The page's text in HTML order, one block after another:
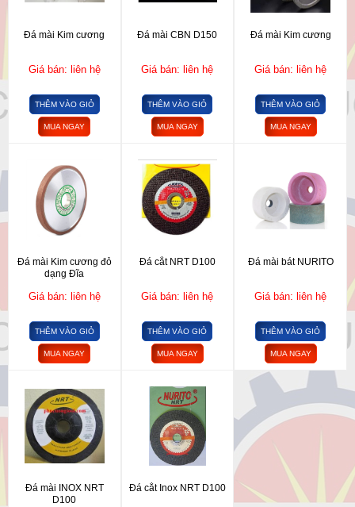
Đá mài Kim cương
Giá bán: liên hệ
THÊM VÀO GIỎ
MUA NGAY
Đá mài CBN D150
Giá bán: liên hệ
THÊM VÀO GIỎ
MUA NGAY
Đá mài Kim cương
Giá bán: liên hệ
THÊM VÀO GIỎ
MUA NGAY
Đá mài Kim cương đỏ
dạng Đĩa
Giá bán: liên hệ
THÊM VÀO GIỎ
MUA NGAY
Đá cắt NRT D100
Giá bán: liên hệ
THÊM VÀO GIỎ
MUA NGAY
Đá mài bát NURITO
Giá bán: liên hệ
THÊM VÀO GIỎ
MUA NGAY
Đá mài INOX NRT
D100
Đá cắt Inox NRT D100